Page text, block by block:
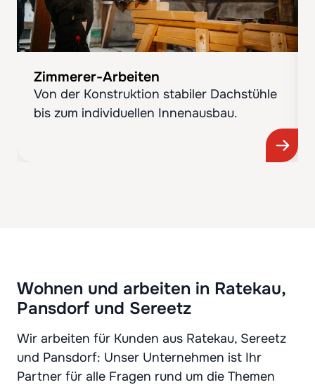
Zimmerer-Arbeiten
Von der Konstruktion stabiler Dachstühle
bis zum individuellen Innenausbau.
Wohnen und arbeiten in Ratekau,
Pansdorf und Sereetz
Wir arbeiten für Kunden aus Ratekau, Sereetz
und Pansdorf: Unser Unternehmen ist Ihr
Partner für alle Fragen rund um die Themen